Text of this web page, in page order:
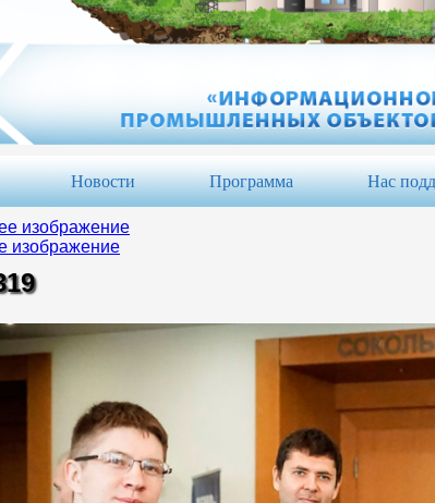
Новости Программа Нас
изображение
изображение